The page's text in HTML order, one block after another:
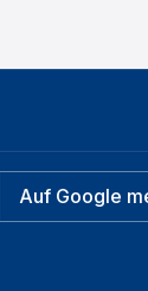
Auf Google